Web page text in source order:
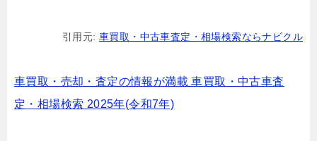
引用元: 車買取・中古車査定・相場検索ならナビクル
車買取・売却・査定の情報が満載 車買取・中古車査
定・相場検索 2025年(令和7年)